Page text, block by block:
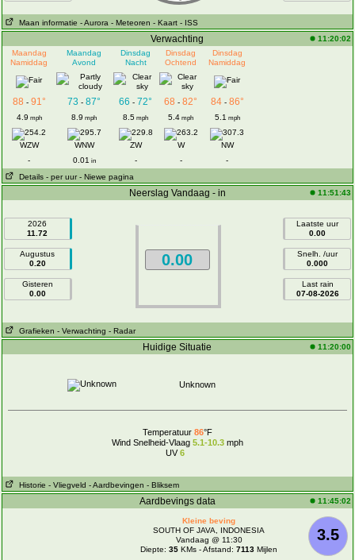
Maan informatie - Aurora - Meteoren - Kaart - ISS
Verwachting
11:20:02
Maandag
Namiddag
Maandag
Avond
Dinsdag
Nacht
Dinsdag
Ochtend
Dinsdag
Namiddag
88 - 91° 73 -87° 66 - 72° 68 -82° 84- 86°
4.9 mph 8.9 mph 8.5 mph 5.4 mph 5.1 mph
WZW WNW ZW W
NW
-
0.01 in - -
-
Details - per uur - Niewe pagina
Neerslag Vandaag - in 11:51:43
2026
11.72
Augustus
0.20
Gisteren
0.00
0.00
Laatste uur
0.00
Snelh. /uur
0.000
Last rain
07-08-2026
Grafieken - Verwachting - Radar
Huidige Situatie 11:20:00
Unknown
Temperatuur 86°F
Wind Snelheid-Vlaag 5.1-10.3mph
UV6
Historie - Vliegveld - Aardbevingen - Bliksem
Aardbevings data 11:45:02
3.5
Kleine beving
SOUTH OF JAVA, INDONESIA
Vandaag @ 11:30
Diepte:35 KMs - Afstand:7113 Mijlen